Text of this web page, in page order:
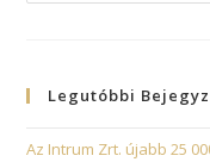
Legutóbbi
Az Intrum Zrt. újabb 25